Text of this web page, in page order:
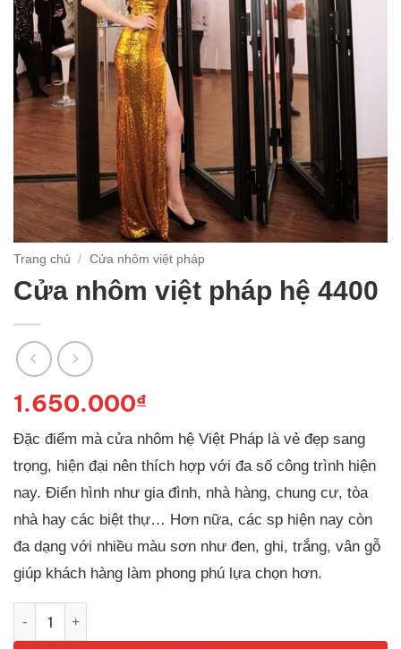
Trang chủ / Cửa nhôm việt pháp
Cửa nhôm việt pháp hệ 4400
1.650.000₫
Đặc điểm mà cửa nhôm hệ Việt Pháp là vẻ đẹp sang
trọng, hiện đại nên thích hợp với đa số công trình hiện
nay. Điển hình như gia đình, nhà hàng, chung cư, tòa
nhà hay các biệt thự… Hơn nữa, các sp hiện nay còn
đa dạng với nhiều màu sơn như đen, ghi, trắng, vân gỗ
giúp khách hàng làm phong phú lựa chọn hơn.
Cửa nhôm việt pháp hệ 4400 số lượng